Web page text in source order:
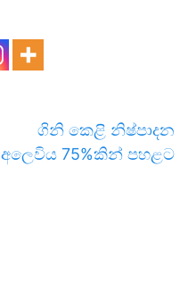
ගිනි කෙළි නිෂ්පාදන
අලෙවිය 75%කින් පහළට